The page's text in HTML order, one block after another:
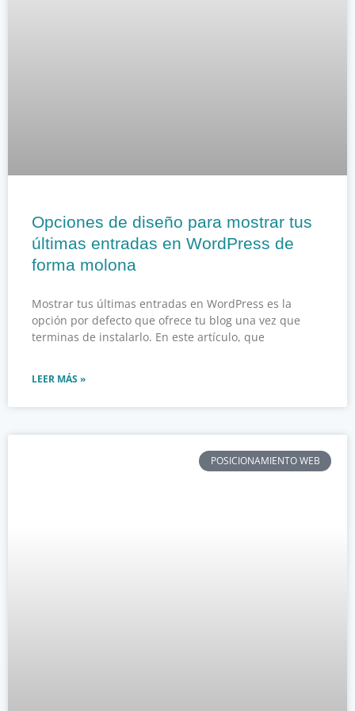
Opciones de diseño para mostrar tus
últimas entradas en WordPress de
forma molona
Mostrar tus últimas entradas en WordPress es la
opción por defecto que ofrece tu blog una vez que
terminas de instalarlo. En este artículo, que
LEER MÁS »
POSICIONAMIENTO WEB